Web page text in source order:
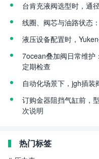
台肯充液阀选型时，通
线圈、阀芯与油路状态
液压设备配置时，
7ocean叠加阀日常维护
定期检查
自动化场景下，jgh插装
订购金器阻挡气缸前，
次说明
热门标签